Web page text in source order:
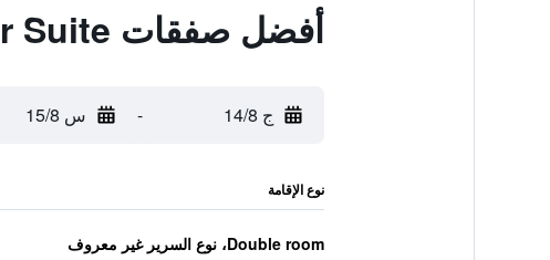
أفضل صفقات Piazza Cavour Suite
ج 14/8 - س 15/8
نوع الإقامة
Double room، نوع السرير غير معروف